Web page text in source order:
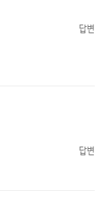
답변
답변